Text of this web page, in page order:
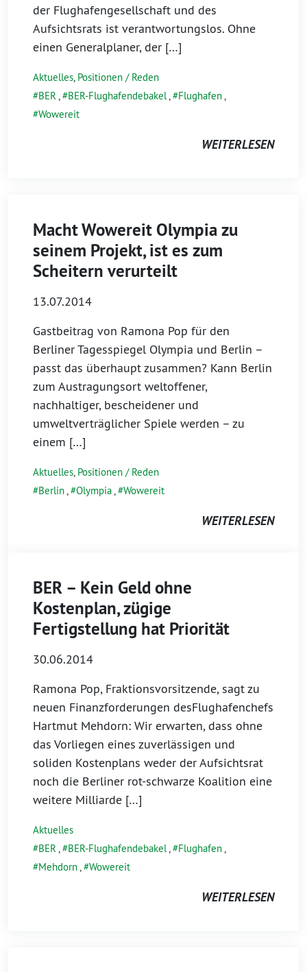
der Flughafengesellschaft und des
Aufsichtsrats ist verantwortungslos. Ohne
einen Generalplaner, der […]
Aktuelles, Positionen / Reden
BER, BER-Flughafendebakel, Flughafen,
Wowereit
WEITERLESEN
Macht Wowereit Olympia zu
seinem Projekt, ist es zum
Scheitern verurteilt
13.07.2014
Gastbeitrag von Ramona Pop für den
Berliner Tagesspiegel Olympia und Berlin –
passt das überhaupt zusammen? Kann Berlin
zum Austragungsort weltoffener,
nachhaltiger, bescheidener und
umweltverträglicher Spiele werden – zu
einem […]
Aktuelles, Positionen / Reden
Berlin, Olympia, Wowereit
WEITERLESEN
BER – Kein Geld ohne
Kostenplan, zügige
Fertigstellung hat Priorität
30.06.2014
Ramona Pop, Fraktionsvorsitzende, sagt zu
neuen Finanzforderungen desFlughafenchefs
Hartmut Mehdorn: Wir erwarten, dass ohne
das Vorliegen eines zuverlässigen und
soliden Kostenplans weder der Aufsichtsrat
noch die Berliner rot-schwarze Koalition eine
weitere Milliarde […]
Aktuelles
BER, BER-Flughafendebakel, Flughafen,
Mehdorn, Wowereit
WEITERLESEN